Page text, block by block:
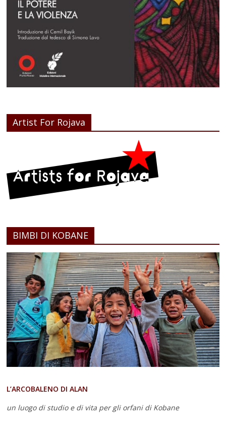
Artist For Rojava
BIMBI DI KOBANE
L’ARCOBALENO DI ALAN
un luogo di studio e di vita per gli orfani di Kobane